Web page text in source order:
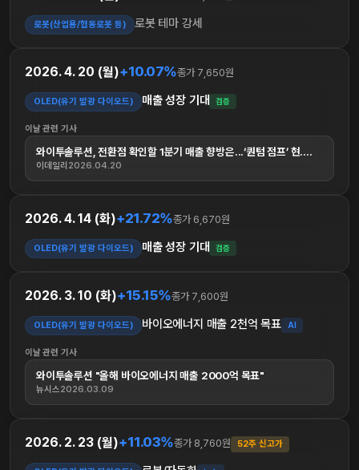
로봇(산업용/협동로봇 등) 로봇 테마 강세
2026. 4. 20 (월)+10.07%종가 7,650원
OLED(유기 발광 다이오드) 매출 성장 기대 검증
이날 관련 기사
와이투솔루션, 전환점 확인할 1분기 매출 향방은...‘퀀텀 점프’ 현....
이데일리 2026.04.20
2026. 4. 14 (화)+21.72%종가 6,670원
OLED(유기 발광 다이오드) 매출 성장 기대 검증
2026. 3. 10 (화)+15.15%종가 7,600원
OLED(유기 발광 다이오드) 바이오에너지 매출 2천억 목표 AI
이날 관련 기사
와이투솔루션 "올해 바이오에너지 매출 2000억 목표"
뉴시스2026.03.09
2026. 2. 23 (월)+11.03%종가 8,760원 52주 신고가